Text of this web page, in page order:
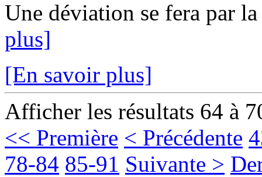
Une déviation se fera par
plus]
[En savoir plus]
Afficher les résultats 64 à
<< Première < Précédente
78-84 85-91 Suivante >